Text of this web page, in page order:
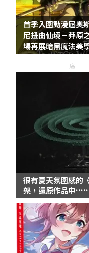
首季入圍動漫屆奧
尼扭曲仙境－莽原
場再展暗黑魔法美
很有夏天氛圍感的
架，還原作品中